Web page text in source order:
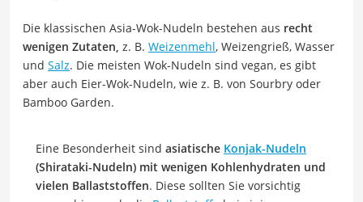
Die klassischen Asia-Wok-Nudeln bestehen aus recht
wenigen Zutaten, z. B. Weizenmehl, Weizengrieß, Wasser
und Salz. Die meisten Wok-Nudeln sind vegan, es gibt
aber auch Eier-Wok-Nudeln, wie z. B. von Sourbry oder
Bamboo Garden.
Eine Besonderheit sind asiatische Konjak-Nudeln
(Shirataki-Nudeln) mit wenigen Kohlenhydraten und
vielen Ballaststoffen. Diese sollten Sie vorsichtig